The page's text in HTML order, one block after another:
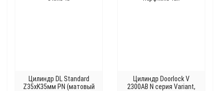
Цилиндр DL Standard
Z35xK35мм PN (матовый
Цилиндр Doorlock V
2300AB N серия Variant,